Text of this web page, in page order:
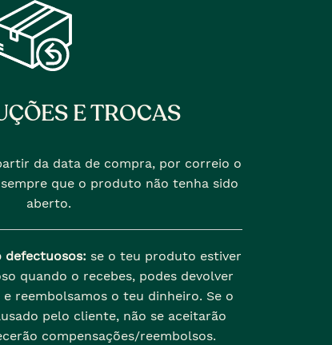
E TROCAS
da data de compra, por correio o
que o produto não tenha sido
aberto.
defectuosos: se o teu produto estiver
quando o recebes, podes devolver
reembolsamos o teu dinheiro. Se o
pelo cliente, não se aceitarão
compensações/reembolsos.